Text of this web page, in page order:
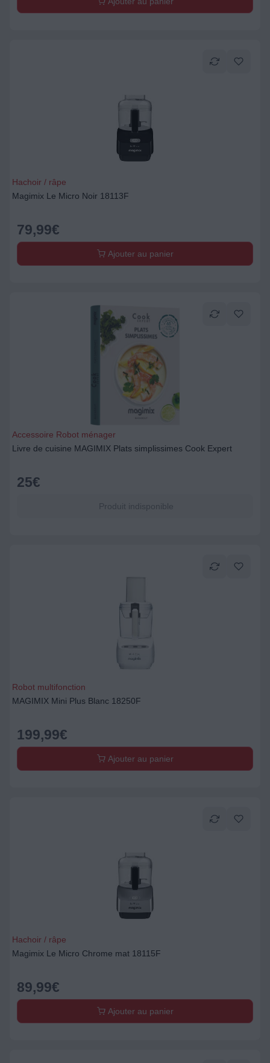
Hachoir / râpe
Magimix Le Micro Noir 18113F
79,99€
Ajouter au panier
Accessoire Robot ménager
Livre de cuisine MAGIMIX Plats simplissimes Cook Expert
25€
Produit indisponible
Robot multifonction
MAGIMIX Mini Plus Blanc 18250F
199,99€
Ajouter au panier
Hachoir / râpe
Magimix Le Micro Chrome mat 18115F
89,99€
Ajouter au panier